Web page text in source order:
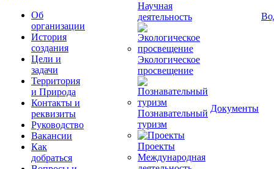
Об
организации
История
создания
Цели и
задачи
Территория
и Природа
Контакты и
реквизиты
Руководство
Вакансии
Как
добраться
Научная
деятельность
Экологическое
просвещение
Познавательный
туризм
Проекты
Международная
Документы